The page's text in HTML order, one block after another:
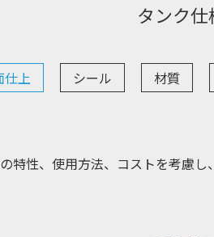
タンク仕
仕上 シール 材質
特性、使用方法、コストを考慮